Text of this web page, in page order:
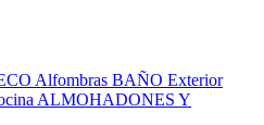
Alfombras BAÑO Exterior
ALMOHADONES Y